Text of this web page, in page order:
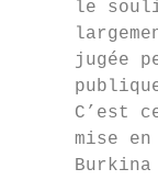
le
jugée
C’est
mise en
Burkina